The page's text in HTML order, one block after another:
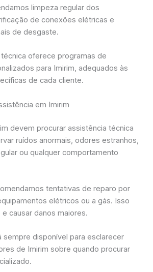
limpeza regular dos
de conexões elétricas e
de desgaste.
oferece programas de
para Imirim, adequados às
de cada cliente.
em Imirim
devem procurar assistência técnica
ruídos anormais, odores estranhos,
ou qualquer comportamento
tentativas de reparo por
elétricos ou a gás. Isso
causar danos maiores.
sempre disponível para esclarecer
de Imirim sobre quando procurar